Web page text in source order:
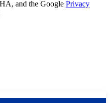
and the Google Privacy